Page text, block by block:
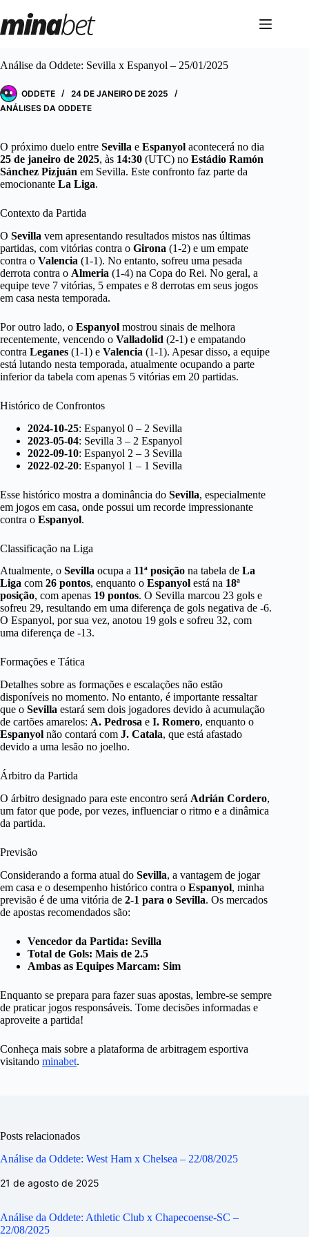
para
o
Análise da Oddete: Sevilla x Espanyol – 25/01/2025
ODDETE
24 DE JANEIRO DE 2025
ANÁLISES DA ODDETE
O próximo duelo entre Sevilla e Espanyol acontecerá no dia
25 de janeiro de 2025, às 14:30 (UTC) no Estádio Ramón
Sánchez Pizjuán em Sevilla. Este confronto faz parte da
emocionante La Liga.
Contexto da Partida
O Sevilla vem apresentando resultados mistos nas últimas
partidas, com vitórias contra o Girona (1-2) e um empate
contra o Valencia (1-1). No entanto, sofreu uma pesada
derrota contra o Almeria (1-4) na Copa do Rei. No geral, a
equipe teve 7 vitórias, 5 empates e 8 derrotas em seus jogos
em casa nesta temporada.
Por outro lado, o Espanyol mostrou sinais de melhora
recentemente, vencendo o Valladolid (2-1) e empatando
contra Leganes (1-1) e Valencia (1-1). Apesar disso, a equipe
está lutando nesta temporada, atualmente ocupando a parte
inferior da tabela com apenas 5 vitórias em 20 partidas.
Histórico de Confrontos
2024-10-25: Espanyol 0 – 2 Sevilla
2023-05-04: Sevilla 3 – 2 Espanyol
2022-09-10: Espanyol 2 – 3 Sevilla
2022-02-20: Espanyol 1 – 1 Sevilla
Esse histórico mostra a dominância do Sevilla, especialmente
em jogos em casa, onde possui um recorde impressionante
contra o Espanyol.
Classificação na Liga
Atualmente, o Sevilla ocupa a 11ª posição na tabela de La
Liga com 26 pontos, enquanto o Espanyol está na 18ª
posição, com apenas 19 pontos. O Sevilla marcou 23 gols e
sofreu 29, resultando em uma diferença de gols negativa de -6.
O Espanyol, por sua vez, anotou 19 gols e sofreu 32, com
uma diferença de -13.
Formações e Tática
Detalhes sobre as formações e escalações não estão
disponíveis no momento. No entanto, é importante ressaltar
que o Sevilla estará sem dois jogadores devido à acumulação
de cartões amarelos: A. Pedrosa e I. Romero, enquanto o
Espanyol não contará com J. Catala, que está afastado
devido a uma lesão no joelho.
Árbitro da Partida
O árbitro designado para este encontro será Adrián Cordero,
um fator que pode, por vezes, influenciar o ritmo e a dinâmica
da partida.
Previsão
Considerando a forma atual do Sevilla, a vantagem de jogar
em casa e o desempenho histórico contra o Espanyol, minha
previsão é de uma vitória de 2-1 para o Sevilla. Os mercados
de apostas recomendados são:
Vencedor da Partida: Sevilla
Total de Gols: Mais de 2.5
Ambas as Equipes Marcam: Sim
Enquanto se prepara para fazer suas apostas, lembre-se sempre
de praticar jogos responsáveis. Tome decisões informadas e
aproveite a partida!
Conheça mais sobre a plataforma de arbitragem esportiva
visitando minabet.
Posts relacionados
Análise da Oddete: West Ham x Chelsea – 22/08/2025
21 de agosto de 2025
Análise da Oddete: Athletic Club x Chapecoense-SC –
22/08/2025